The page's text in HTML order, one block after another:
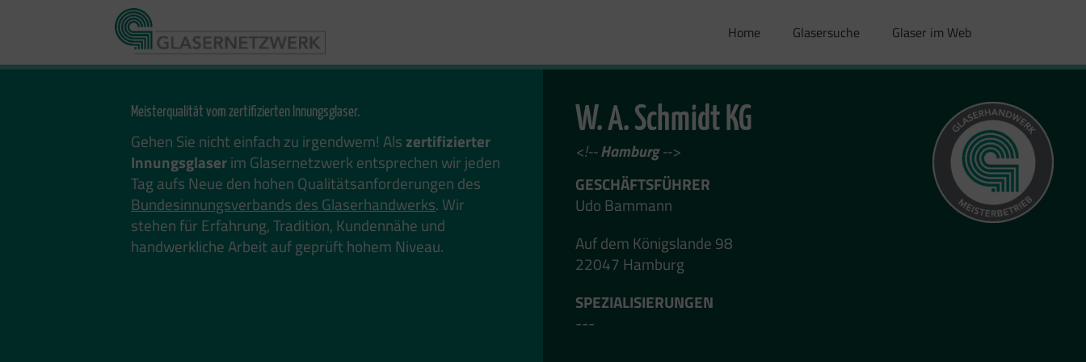
Home Glasersuche Glaser im Web
Meisterqualität vom zertifizierten Innungsglaser.
Gehen Sie nicht einfach zu irgendwem! Als zertifizierter
Innungsglaserim Glasernetzwerk entsprechen wir jeden
Tag aufs Neue den hohen Qualitätsanforderungen des
Bundesinnungsverbands des Glaserhandwerks. Wir
stehen für Erfahrung, Tradition, Kundennähe und
handwerkliche Arbeit auf geprüft hohem Niveau.
W. A. Schmidt KG
<!--Hamburg-->
GESCHÄFTSFÜHRER
Udo Bammann
Auf dem Königslande 98
22047 Hamburg
SPEZIALISIERUNGEN
---